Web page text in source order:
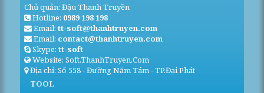
Chủ quản: Đậu Thanh Truyền
Hotline: 0989 198 198
Email:tt-soft@thanhtruyen.com
Email: contact@thanhtruyen.com
Skype:tt-soft
Website: Soft.ThanhTruyen.Com
Địa chỉ: Số 558 - Đường Năm Tám - TP.Đại Phát
TOOL